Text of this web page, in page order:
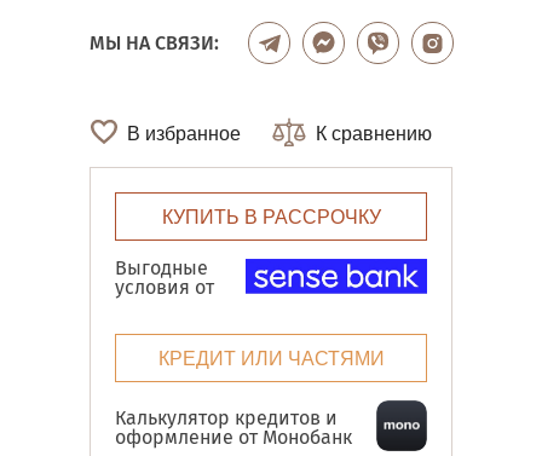
МЫ НА СВЯЗИ:
В избранное К сравнению
КУПИТЬ В РАССРОЧКУ
Выгодные
условия от
КРЕДИТ ИЛИ ЧАСТЯМИ
Калькулятор кредитов и
оформление от Монобанк